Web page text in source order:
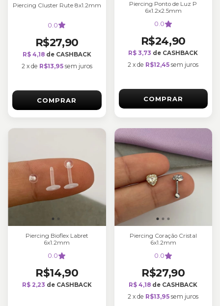
Piercing Cluster Rute 8x1.2mm
0.0
R$27,90
R$ 4,18de CASHBACK
2 x de R$13,95 sem juros
COMPRAR
Piercing Ponto de Luz P
6x1.2x2.5mm
0.0
R$24,90
R$ 3,73 de CASHBACK
2 xde R$12,45 sem juros
COMPRAR
Piercing Bioflex Labret
6x1.2mm
0.0
R$14,90
R$ 2,23 de CASHBACK
Piercing Coração Cristal
6x1.2mm
0.0
R$27,90
R$ 4,18 de CASHBACK
2 xde R$13,95 sem juros